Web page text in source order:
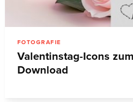
FOTOGRAFIE
Valentinstag-Icons
Download